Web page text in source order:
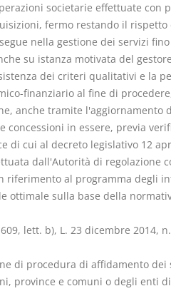
societarie effettuate con
fermo restando il
nella gestione dei servizi
su istanza motivata del
dei criteri qualitativi e la
finanziario al fine di
anche tramite l'aggiornamento
concessioni in essere, previa
di cui al decreto legislativo 12
dall'Autorità di regolazione
riferimento al programma degli
ottimale sulla base della
lett. b), L. 23 dicembre 2014,
di procedura di affidamento dei
province e comuni o degli enti